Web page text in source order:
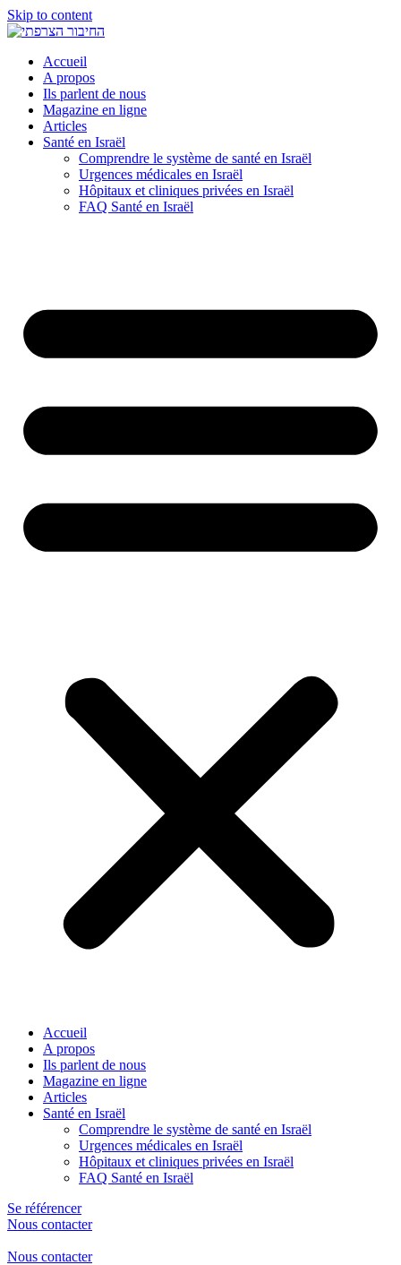
Skip to content
Accueil
A propos
Ils parlent de nous
Magazine en ligne
Articles
Santé en Israël
Comprendre le système de santé en Israël
Urgences médicales en Israël
Hôpitaux et cliniques privées en Israël
FAQ Santé en Israël
Accueil
A propos
Ils parlent de nous
Magazine en ligne
Articles
Santé en Israël
Comprendre le système de santé en Israël
Urgences médicales en Israël
Hôpitaux et cliniques privées en Israël
FAQ Santé en Israël
Se référencer
Nous contacter
Nous contacter